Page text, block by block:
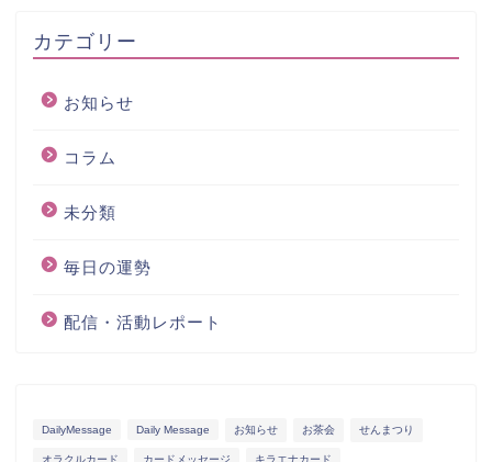
カテゴリー
お知らせ
コラム
未分類
毎日の運勢
配信・活動レポート
DailyMessage Daily Message お知らせ お茶会 せんまつり